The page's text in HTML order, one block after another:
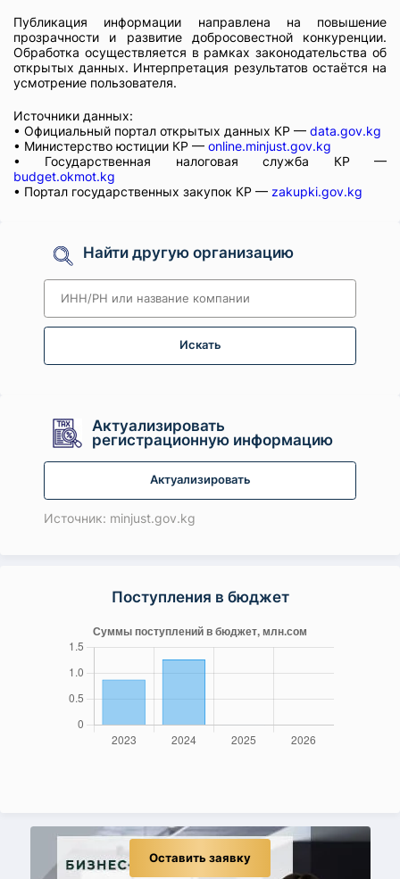
Публикация информации направлена на повышение
прозрачности и развитие добросовестной конкуренции.
Обработка осуществляется в рамках законодательства об
открытых данных. Интерпретация результатов остаётся на
усмотрение пользователя.
Источники данных:
• Официальный портал открытых данных КР — data.gov.kg
• Министерство юстиции КР — online.minjust.gov.kg
• Государственная налоговая служба КР —
budget.okmot.kg
• Портал государственных закупок КР — zakupki.gov.kg
Найти другую организацию
Искать
Актуализировать
регистрационную информацию
Актуализировать
Источник: minjust.gov.kg
Поступления в бюджет
Оставить заявку